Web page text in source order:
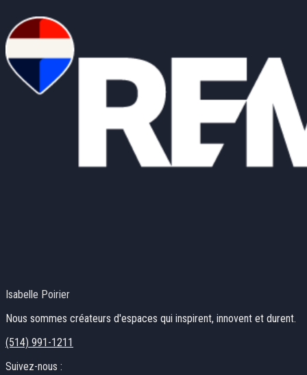
Isabelle Poirier
Nous sommes créateurs d'espaces qui inspirent, innovent et durent.
(514) 991-1211
Suivez-nous :